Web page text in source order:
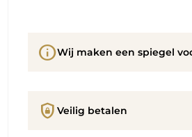
infoWij maken een spiegel
shield_lock Veilig betalen